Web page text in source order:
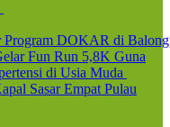
Program DOKAR di
Fun Run 5,8K Guna
di Usia Muda
Sasar Empat Pulau